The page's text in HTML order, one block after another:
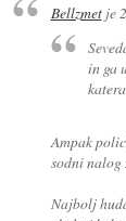
Bellzmetje
in ga
Ampak
sodni nalog
Najbolj